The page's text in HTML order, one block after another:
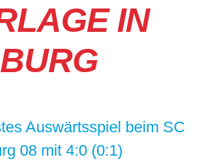
IN
Auswärtsspiel beim SC
08 mit 4:0 (0:1)